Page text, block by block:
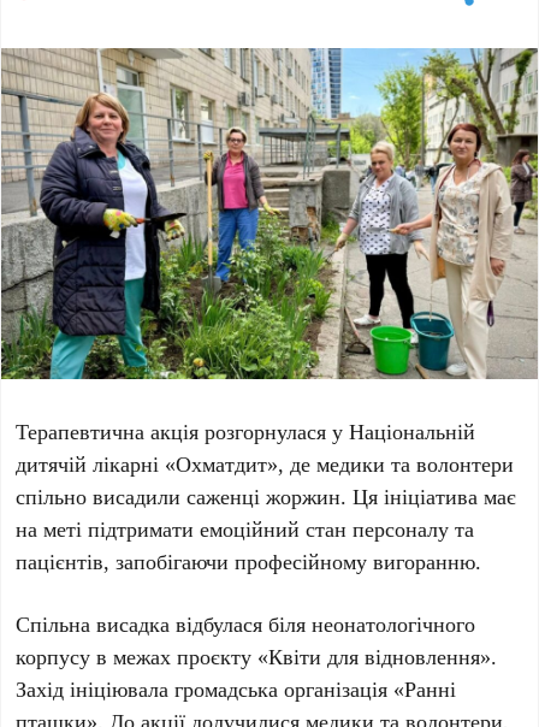
Терапевтична акція розгорнулася уНаціональній
дитячій лікарні «Охматдит», де медики та волонтери
спільно висадили саженці жоржин. Ця ініціатива має
на меті підтримати емоційний стан персоналу та
пацієнтів, запобігаючи професійному вигоранню.
Спільна висадка відбулася біля неонатологічного
корпусу в межах проєкту «Квіти для відновлення».
Захід ініціювала громадська організація «Ранні